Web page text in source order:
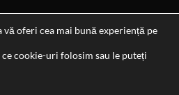
al stocului si ale preturilor: 29-12-
oferi cea mai bună experiență pe
cookie-uri folosim sau le puteți